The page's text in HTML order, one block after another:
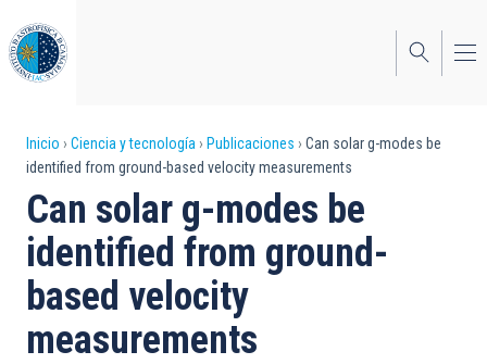
al
contenido
principal
Sobrescribir
enlaces
de
ayuda
a
la
Inicio Ciencia y tecnología Publicaciones
Can solar g-modes be
identified from ground-based velocity measurements
Can solar g-modes be
identified from ground-
based velocity
measurements